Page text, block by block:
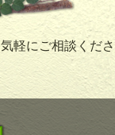
軽にご相談くださ